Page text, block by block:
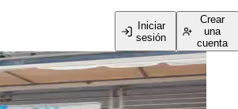
Iniciar
sesión
Crear
una
cuenta